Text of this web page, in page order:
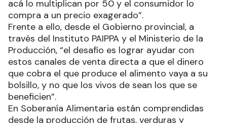
acá lo multiplican por 50 y el consumidor lo
compra a un precio exagerado”.
Frente a ello, desde el Gobierno provincial, a
través del Instituto PAIPPA y el Ministerio de la
Producción, “el desafío es lograr ayudar con
estos canales de venta directa a que el dinero
que cobra el que produce el alimento vaya a su
bolsillo, y no que los vivos de sean los que se
beneficien”.
En Soberanía Alimentaria están comprendidas
desde la producción de frutas, verduras y